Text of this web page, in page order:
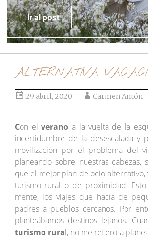
Ir al post
ALTERNATIVA
29 abril, 2020 Carmen Antón
Con elverano a la vuelta de la
incertidumbre de la desescalada y
movilización por el problema del
planeando sobre nuestras cabezas,
que el mejor plan de ocio alternativo,
turismo rural o de proximidad.
mente, los viajes que hacía de
padres a pueblos cercanos. Por
planteábamos destinos lejanos.
turismo rural, no me refiero a